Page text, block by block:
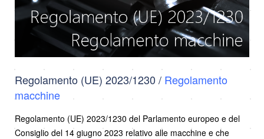
Regolamento (UE) 2023/1230 / Regolamento
macchine
Regolamento (UE) 2023/1230 del Parlamento europeo e del
Consiglio del 14 giugno 2023 relativo alle macchine e che